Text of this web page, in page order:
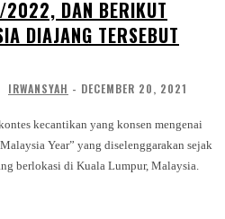
DAN BERIKUT
DIAJANG TERSEBUT
IRWANSYAH - DECEMBER 20, 2021
kecantikan yang konsen mengenai
Year” yang diselenggarakan sejak
berlokasi di Kuala Lumpur, Malaysia.